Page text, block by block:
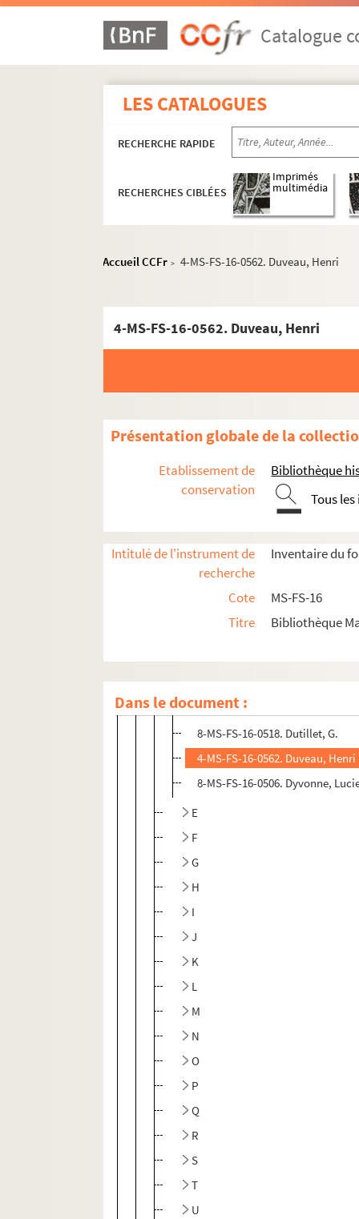
Catalogue
LES CATALOGUES
RECHERCHE RAPIDE
RECHERCHES CIBLÉES
Imprimés
multimédia
Accueil CCFr > 4-MS-FS-16-0562. Duveau, Henri
4-MS-FS-16-0562. Duveau, Henri
Présentation globale de la
Etablissement de
conservation
Bibliothèque
Tous
Intitulé de l'instrument de
recherche
Inventaire du
Cote
MS-FS-16
Titre
Bibliothèque
Dans le document :
4-MS-FS-16-0555. Dragonetti, G.
8-MS-FS-16-0501. Dreyfus,
8-MS-FS-16-0498. Dreyfus, Lucie
8-MS-FS-16-0502. Dreyfus,
8-MS-FS-16-0503. Dreyfus, R.
8-MS-FS-16-0499. Dreyfus, Rose
8-MS-FS-16-0504. Dreyfus-
8-MS-FS-16-0507. Duboc, Emile
4-MS-FS-16-0557. Dubourg, L.
4-MS-FS-16-0593. Ducret, Andrée
4-MS-FS-16-0565. Du Fainville, F.
8-MS-FS-16-0511. Dulac, Odette
4-MS-FS-16-0561. Dumortier, A.
8-MS-FS-16-0514. Duppré, A.
8-MS-FS-16-0517. Dussau
8-MS-FS-16-0518. Dutillet, G.
4-MS-FS-16-0562. Duveau, Henri
8-MS-FS-16-0506. Dyvonne,
E
F
G
H
I
J
K
L
M
N
O
P
Q
R
S
T
U